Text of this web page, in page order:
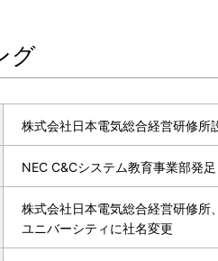
グ
株式会社日本電気総合経営研修所
NEC C&Cシステム教育事業部発足
株式会社日本電気総合経営研修所
ユニバーシティに社名変更